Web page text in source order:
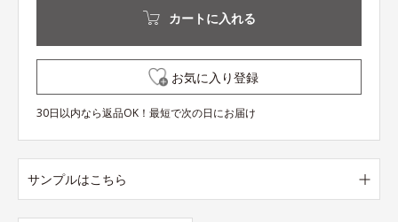
カートに入れる
お気に入り登録
30日以内なら返品OK！最短で次の日にお届け
サンプルはこちら